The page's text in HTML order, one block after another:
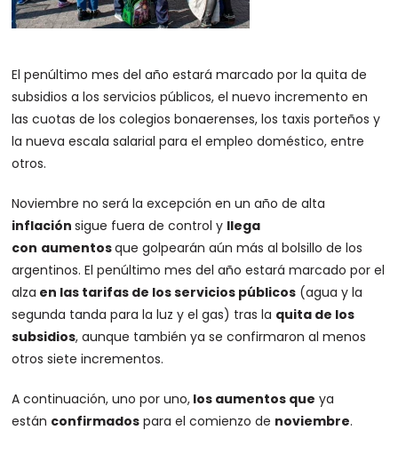
El penúltimo mes del año estará marcado por la quita de
subsidios a los servicios públicos, el nuevo incremento en
las cuotas de los colegios bonaerenses, los taxis porteños y
la nueva escala salarial para el empleo doméstico, entre
otros.
Noviembre no será la excepción en un año de alta
inflaciónsigue fuera de control y llega
con aumentosque golpearán aún más al bolsillo de los
argentinos. El penúltimo mes del año estará marcado por el
alza en las tarifas de los servicios públicos (agua y la
segunda tanda para la luz y el gas) tras la quita de los
subsidios, aunque también ya se confirmaron al menos
otros siete incrementos.
A continuación, uno por uno, los aumentos que ya
están confirmados para el comienzo de noviembre.